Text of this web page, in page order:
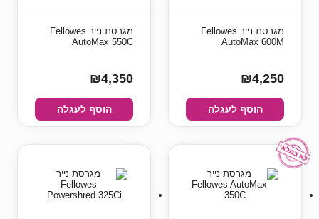
מגרסת נייר Fellowes
AutoMax 600M
₪4,250
הוסף לעגלה
מגרסת נייר Fellowes
AutoMax 550C
₪4,350
הוסף לעגלה